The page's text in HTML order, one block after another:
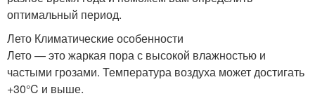
оптимальный период.
Лето Климатические особенности
Лето — это жаркая пора с высокой влажностью и
частыми грозами. Температура воздуха может достигать
+30°C и выше.